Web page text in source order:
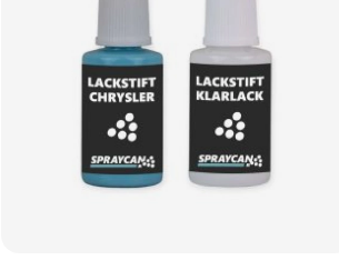
enkelt alternativ till starka rengöringsmedel⚠️ Viktigt
att tänka påAnvänd med viss försiktighet – svampen
har en lätt slipande effekt och kan lösa upp eller
matta ned känsliga ytor.Prova alltid på en liten, dold